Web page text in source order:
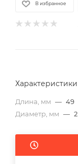
В избранное
Характеристики
Длина, мм — 49
Диаметр, мм — 2